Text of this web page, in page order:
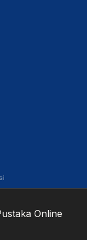
Online